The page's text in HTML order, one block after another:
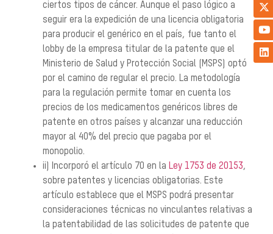
ciertos tipos de cáncer. Aunque el paso lógico a
seguir era la expedición de una licencia obligatoria
para producir el genérico en el país, fue tanto el
lobby de la empresa titular de la patente que el
Ministerio de Salud y Protección Social (MSPS) optó
por el camino de regular el precio. La metodología
para la regulación permite tomar en cuenta los
precios de los medicamentos genéricos libres de
patente en otros países y alcanzar una reducción
mayor al 40% del precio que pagaba por el
monopolio.
ii) Incorporó el artículo 70 en la Ley 1753 de 20153,
sobre patentes y licencias obligatorias. Este
artículo establece que el MSPS podrá presentar
consideraciones técnicas no vinculantes relativas a
la patentabilidad de las solicitudes de patente que